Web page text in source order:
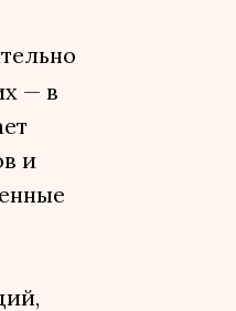
— в
и